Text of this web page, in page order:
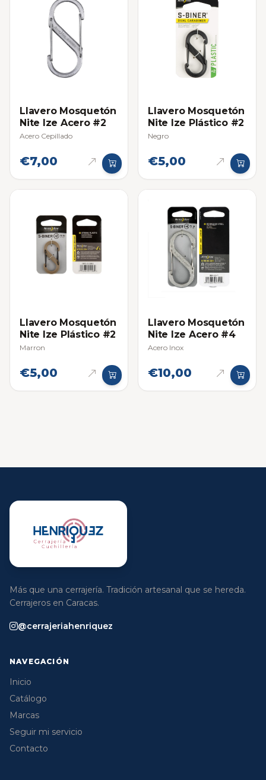
Llavero Mosquetón
Nite Ize Acero #2
Acero Cepillado
€7,00
Llavero Mosquetón
Nite Ize Plástico #2
Negro
€5,00
Llavero Mosquetón
Nite Ize Plástico #2
Marron
€5,00
Llavero Mosquetón
Nite Ize Acero #4
Acero Inox
€10,00
Más que una cerrajería. Tradición artesanal que se hereda.
Cerrajeros en Caracas.
@cerrajeriahenriquez
NAVEGACIÓN
Inicio
Catálogo
Marcas
Seguir mi servicio
Contacto